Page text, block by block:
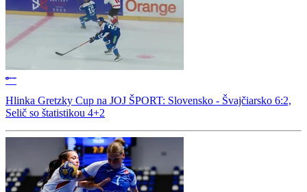
Hlinka Gretzky Cup na JOJ ŠPORT: Slovensko - Švajčiarsko 6:2,
Selič so štatistikou 4+2